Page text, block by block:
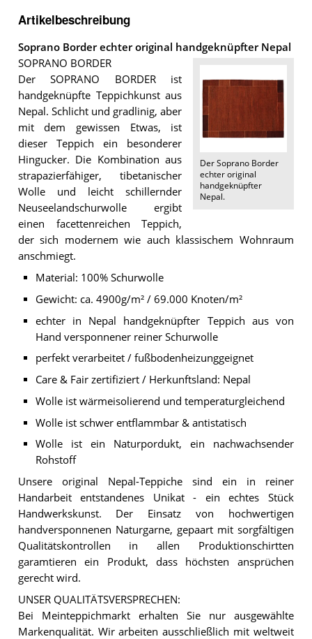
Artikelbeschreibung
Soprano Border echter original handgeknüpfter Nepal
Der Soprano Border
echter original
handgeknüpfter
Nepal.
SOPRANO BORDER
Der SOPRANO BORDER ist
handgeknüpfte Teppichkunst aus
Nepal. Schlicht und gradlinig, aber
mit dem gewissen Etwas, ist
dieser Teppich ein besonderer
Hingucker. Die Kombination aus
strapazierfähiger, tibetanischer
Wolle und leicht schillernder
Neuseelandschurwolle ergibt
einen facettenreichen Teppich,
der sich modernem wie auch klassischem Wohnraum
anschmiegt.
Material: 100% Schurwolle
Gewicht: ca. 4900g/m² / 69.000 Knoten/m²
echter in Nepal handgeknüpfter Teppich aus von
Hand versponnener reiner Schurwolle
perfekt verarbeitet / fußbodenheizunggeignet
Care & Fair zertifiziert / Herkunftsland: Nepal
Wolle ist wärmeisolierend und temperaturgleichend
Wolle ist schwer entflammbar & antistatisch
Wolle ist ein Naturpordukt, ein nachwachsender
Rohstoff
Unsere original Nepal-Teppiche sind ein in reiner
Handarbeit entstandenes Unikat - ein echtes Stück
Handwerkskunst. Der Einsatz von hochwertigen
handversponnenen Naturgarne, gepaart mit sorgfältigen
Qualitätskontrollen in allen Produktionschirtten
garamtieren ein Produkt, dass höchsten ansprüchen
gerecht wird.
UNSER QUALITÄTSVERSPRECHEN:
Bei Meinteppichmarkt erhalten Sie nur ausgewählte
Markenqualität. Wir arbeiten ausschließlich mit weltweit